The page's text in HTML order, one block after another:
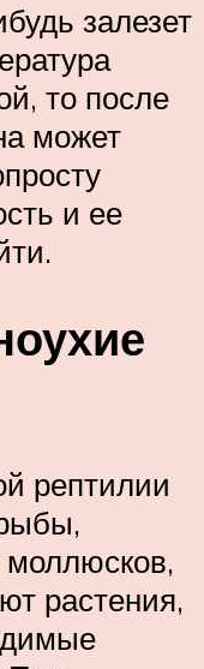
залезет
то после
может
и ее
рептилии
растения,